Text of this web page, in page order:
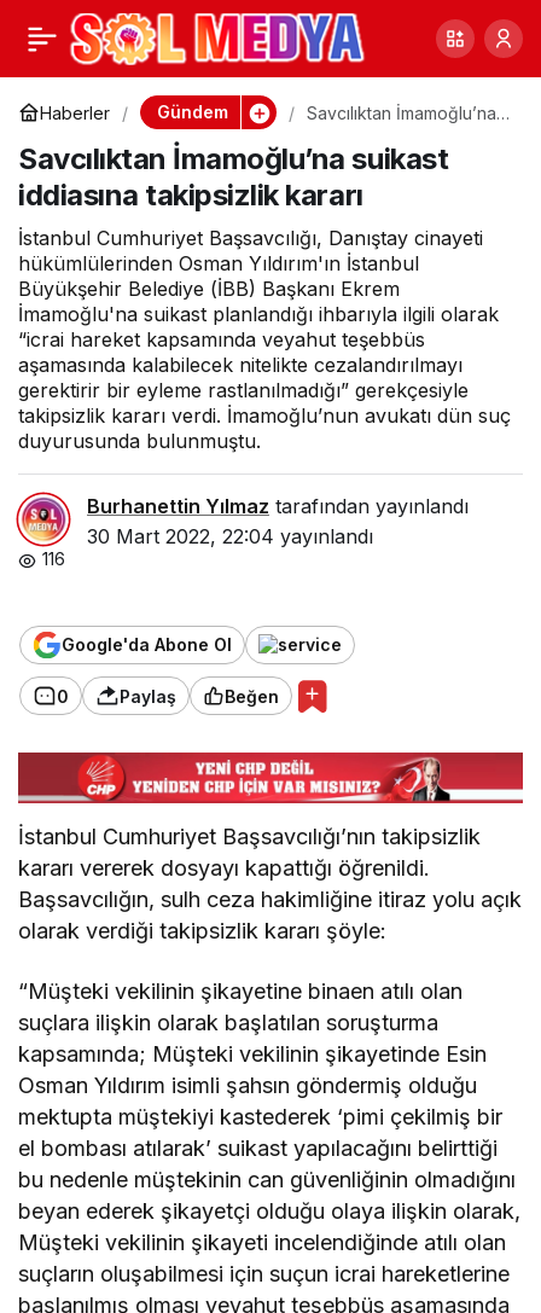
Haberler Gündem
Savcılıktan İmamoğlu’na
takipsizlik kararı
Savcılıktan İmamoğlu’na suikast
iddiasına takipsizlik kararı
İstanbul Cumhuriyet Başsavcılığı, Danıştay cinayeti
hükümlülerinden Osman Yıldırım'ın İstanbul
Büyükşehir Belediye (İBB) Başkanı Ekrem
İmamoğlu'na suikast planlandığı ihbarıyla ilgili olarak
“icrai hareket kapsamında veyahut teşebbüs
aşamasında kalabilecek nitelikte cezalandırılmayı
gerektirir bir eyleme rastlanılmadığı” gerekçesiyle
takipsizlik kararı verdi. İmamoğlu’nun avukatı dün suç
duyurusunda bulunmuştu.
Burhanettin Yılmaz tarafından yayınlandı
30 Mart 2022, 22:04 yayınlandı
116
Google'da Abone Ol
0 Paylaş Beğen
İstanbul Cumhuriyet Başsavcılığı’nın takipsizlik
kararı vererek dosyayı kapattığı öğrenildi.
Başsavcılığın, sulh ceza hakimliğine itiraz yolu açık
olarak verdiği takipsizlik kararı şöyle:
“Müşteki vekilinin şikayetine binaen atılı olan
suçlara ilişkin olarak başlatılan soruşturma
kapsamında; Müşteki vekilinin şikayetinde Esin
Osman Yıldırım isimli şahsın göndermiş olduğu
mektupta müştekiyi kastederek ‘pimi çekilmiş bir
el bombası atılarak’ suikast yapılacağını belirttiği
bu nedenle müştekinin can güvenliğinin olmadığını
beyan ederek şikayetçi olduğu olaya ilişkin olarak,
Müşteki vekilinin şikayeti incelendiğinde atılı olan
suçların oluşabilmesi için suçun icrai hareketlerine
başlanılmış olması veyahut teşebbüs aşamasında
TELKODER’den
açıklama: İnternete zam
kapıda
0 Paylaş